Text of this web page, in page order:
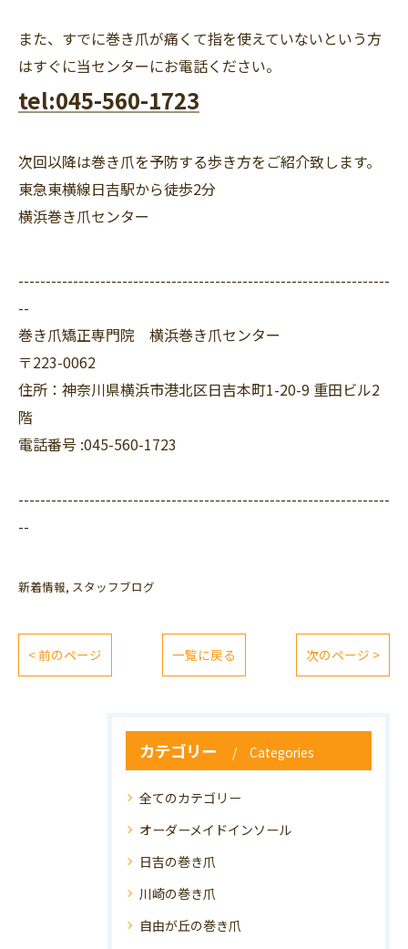
また、すでに巻き爪が痛くて指を使えていないという方
はすぐに当センターにお電話ください。
tel:045-560-1723
次回以降は巻き爪を予防する歩き方をご紹介致します。
東急東横線日吉駅から徒歩2分
横浜巻き爪センター
--------------------------------------------------------------------
--
巻き爪矯正専門院 横浜巻き爪センター
〒223-0062
住所：神奈川県横浜市港北区日吉本町1-20-9 重田ビル2
階
電話番号 :045-560-1723
--------------------------------------------------------------------
--
新着情報 スタッフブログ
< 前のページ 一覧に戻る 次のページ >
カテゴリー Categories
全てのカテゴリー
オーダーメイドインソール
日吉の巻き爪
川崎の巻き爪
自由が丘の巻き爪